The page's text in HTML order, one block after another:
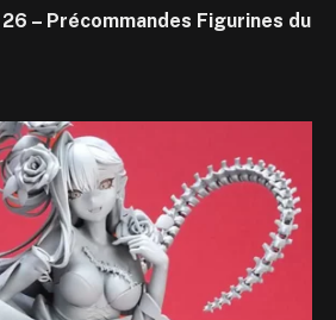
– Précommandes Figurines du